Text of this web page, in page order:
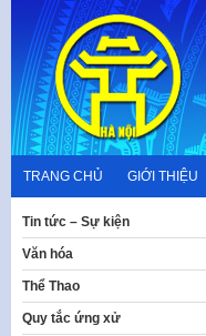
content
TRANG CHỦ GIỚI THIỆU
Tin tức – Sự kiện
Văn hóa
Thể Thao
Quy tắc ứng xử